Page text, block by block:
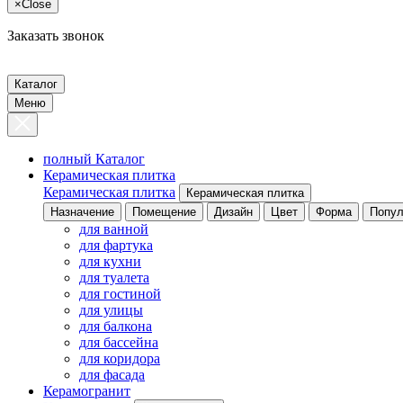
×Close
Заказать звонок
Каталог
Меню
полный Каталог
Керамическая плитка
Керамическая плитка
Керамическая плитка
Назначение
Помещение Дизайн Цвет Форма
для ванной
для фартука
для кухни
для туалета
для гостиной
для улицы
для балкона
для бассейна
для коридора
для фасада
Керамогранит